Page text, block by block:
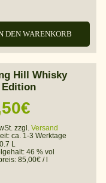
DEN WARENKORB
Hill Whisky
Edition
€
zzgl. Versand
ca. 1-3 Werktage
L
46 % vol
85,00€ /l